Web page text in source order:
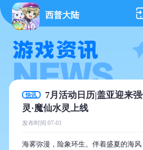
西普大陆
快讯
7月活动日历|盖亚迎来
灵·魔仙水灵上线
发布时间:07-01
海雾弥漫，险象环生。伴着盛夏的海风